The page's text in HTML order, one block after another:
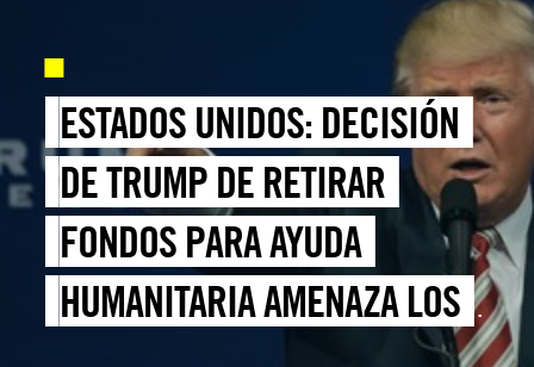
ESTADOS UNIDOS: DECISIÓN
DE TRUMP DE RETIRAR
FONDOS PARA AYUDA
HUMANITARIA AMENAZA LOS